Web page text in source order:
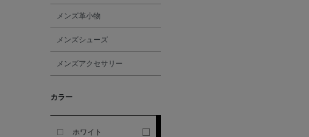
ALBERT THURSTON
メンズ革小物
メンズシューズ
メンズアクセサリー
カラー
ホワイト